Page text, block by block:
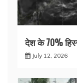
देश के 70%
July 12, 2026